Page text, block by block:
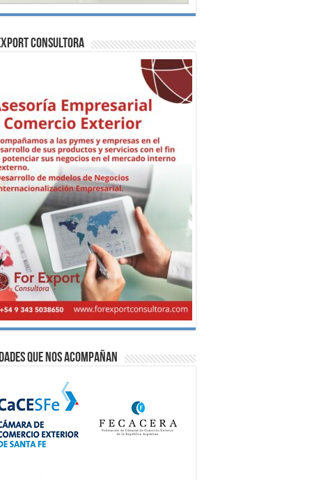
Consultora
que nos acompañan